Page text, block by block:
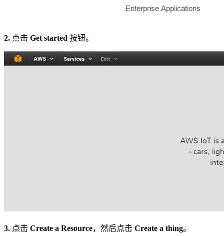
2. 点击 Get started 按钮。
3. 点击 Create a Resource，然后点击 Create a thing。